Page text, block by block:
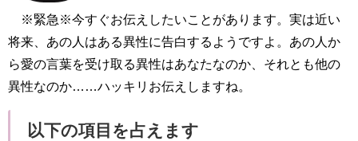
※緊急※今すぐお伝えしたいことがあります。実は近い
将来、あの人はある異性に告白するようですよ。あの人か
ら愛の言葉を受け取る異性はあなたなのか、それとも他の
異性なのか……ハッキリお伝えしますね。
以下の項目を占えます